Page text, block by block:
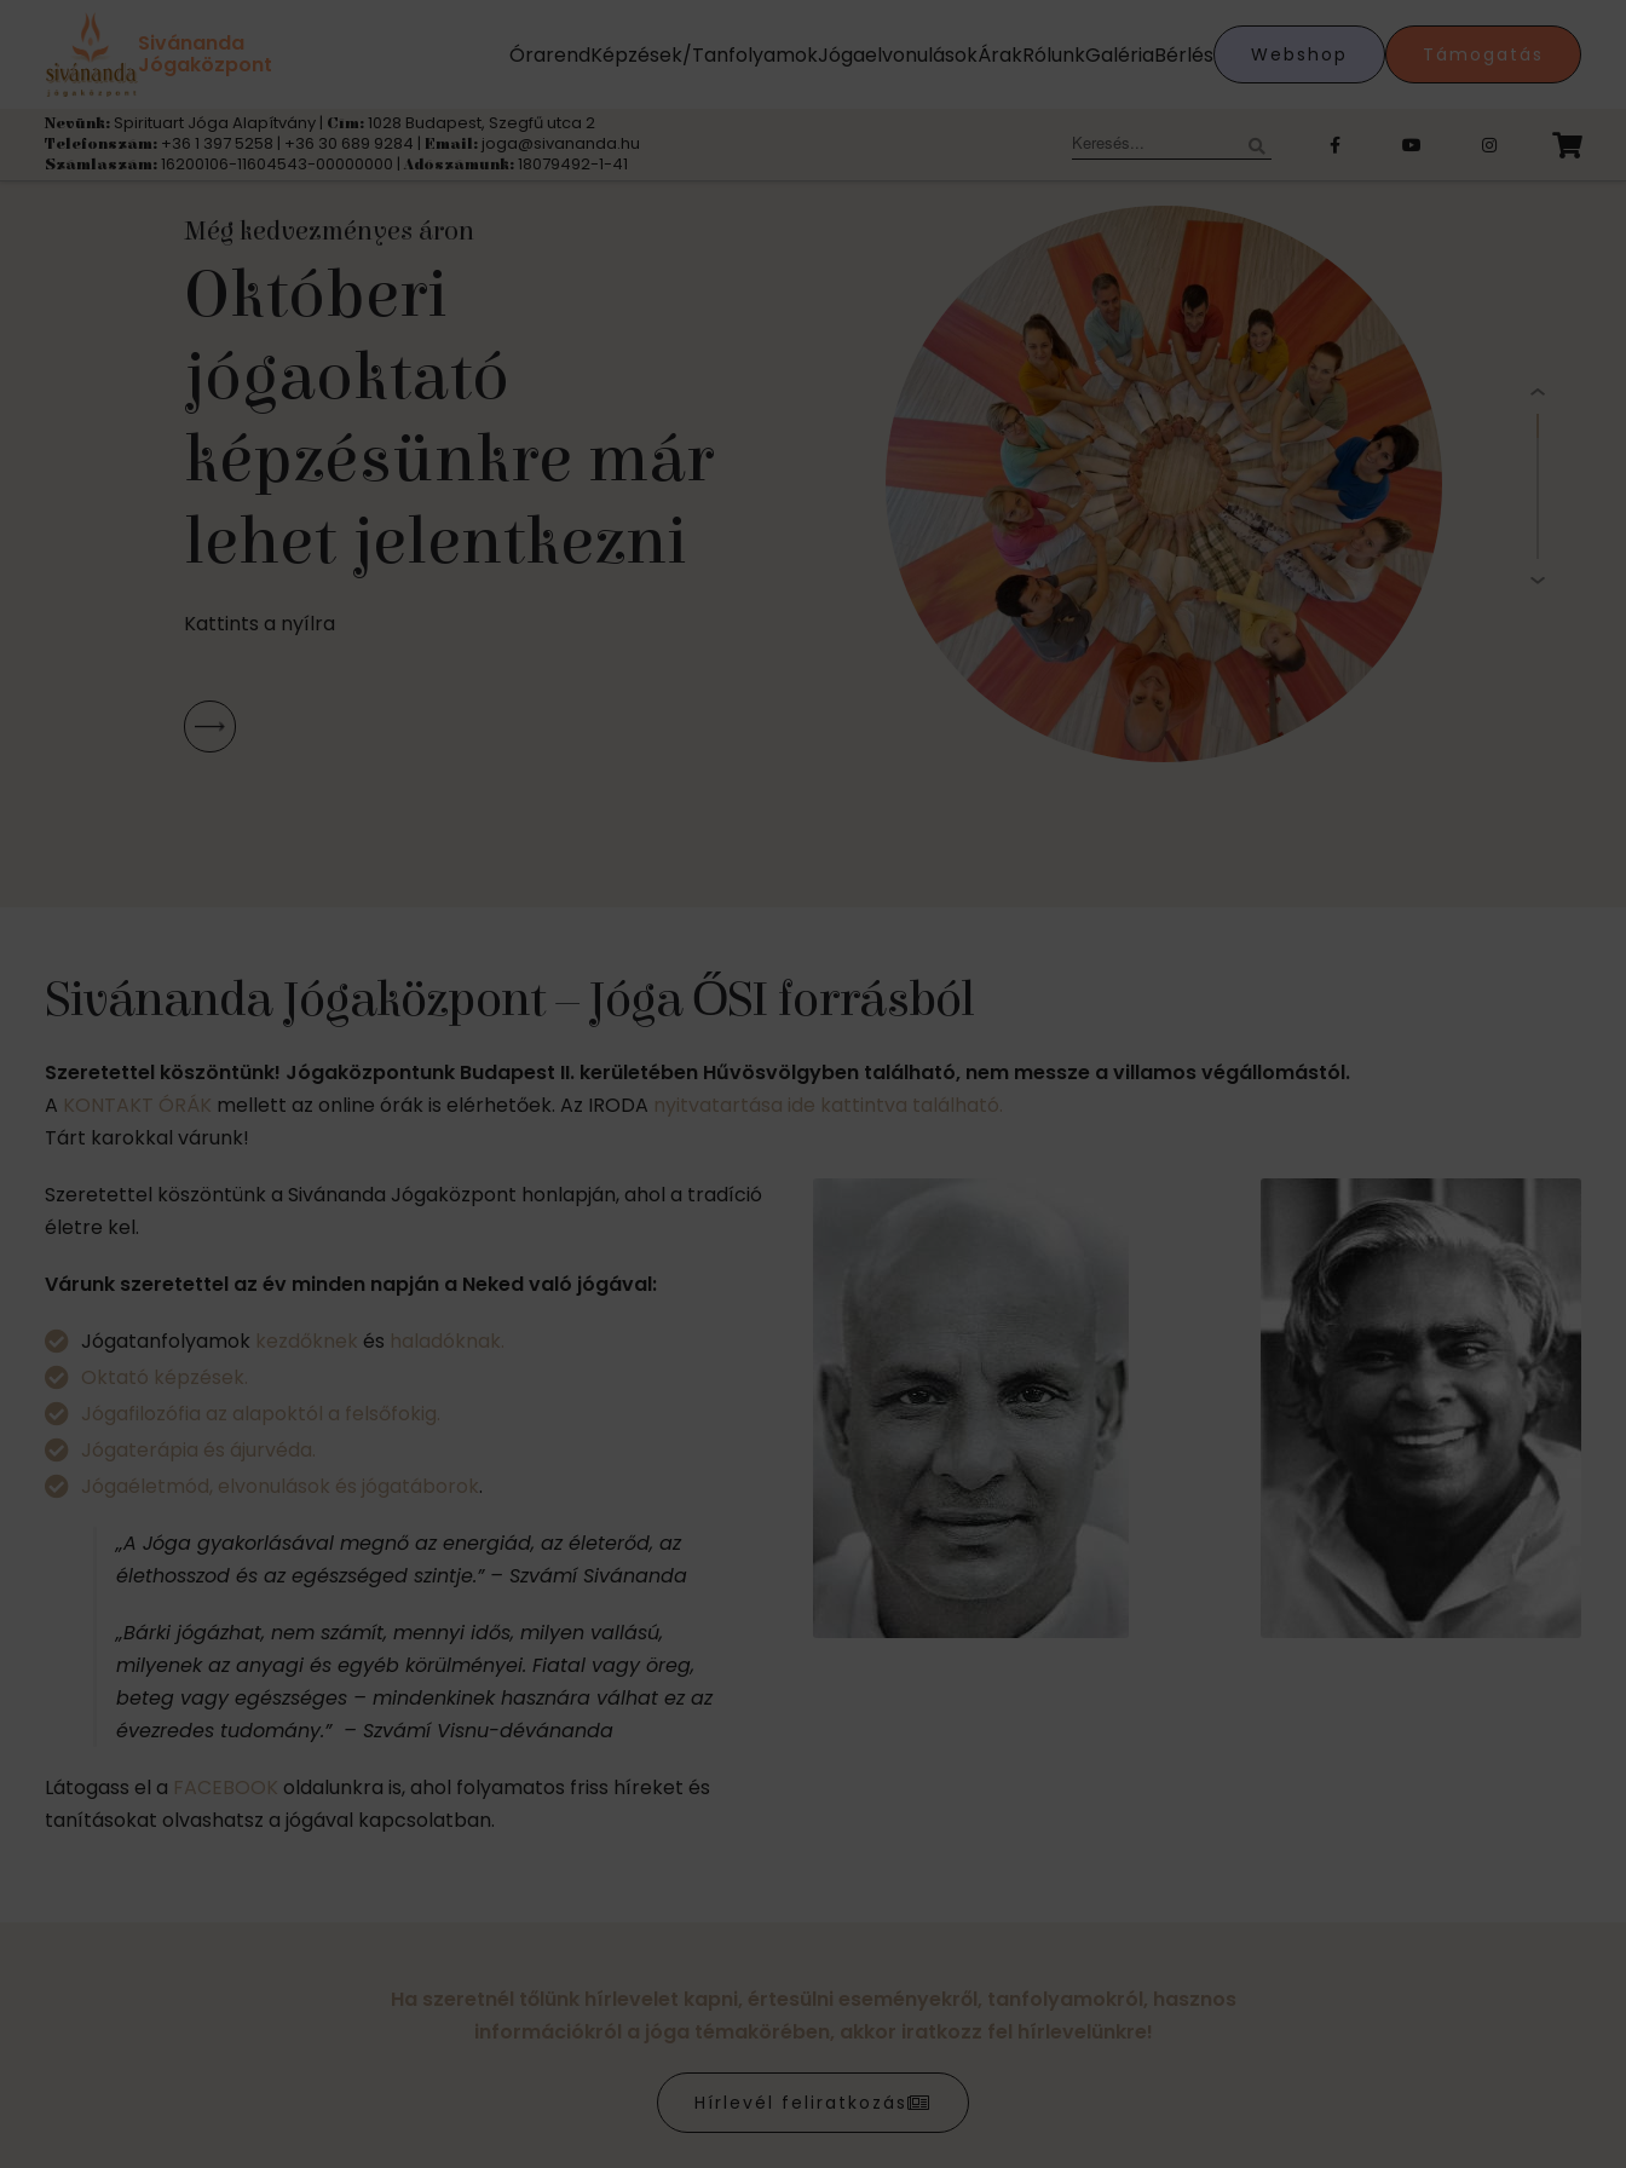
Sivánanda
Jógaközpont ÓrarendKépzések/TanfolyamokJógaelvonulásokÁrakRólunkGalériaBérlés Webshop Támogatás
Nevünk: Spirituart Jóga Alapítvány | Cím: 1028 Budapest, Szegfű utca 2
Telefonszám: +36 1 397 5258 | +36 30 689 9284 | Email: joga@sivananda.hu
Számlaszám: 16200106-11604543-00000000 | Adószámunk: 18079492-1-41
Keresés:
Még kedvezményes áron
Októberi
jógaoktató
képzésünkre már
lehet jelentkezni
Kattints a nyílra
Jóga
Alaptanfolyamok
Jógaterápia és
Ájurvéda
Jógaelvonulások
Pilisszentléleken
Szeretettel
várunk
Magyar Jógaoktatók Szövetsége Védjegye
által
Minőség
biztosítása
Sivánanda Jógaközpont – Jóga ŐSI forrásból
Szeretettel köszöntünk! Jógaközpontunk Budapest II. kerületében Hűvösvölgyben található, nem messze a villamos végállomástól.
A KONTAKT ÓRÁK mellett az online órák is elérhetőek. Az IRODA nyitvatartása ide kattintva található.
Tárt karokkal várunk!
Szeretettel köszöntünk a Sivánanda Jógaközpont honlapján, ahol a tradíció
életre kel.
Várunk szeretettel az év minden napján a Neked való jógával:
Jógatanfolyamok kezdőknek és haladóknak.
Oktató képzések.
Jógafilozófia az alapoktól a felsőfokig.
Jógaterápia és ájurvéda.
Jógaéletmód, elvonulások és jógatáborok.
„A Jóga gyakorlásával megnő az energiád, az életerőd, az
élethosszod és az egészséged szintje.” – Szvámí Sivánanda
„Bárki jógázhat, nem számít, mennyi idős, milyen vallású,
milyenek az anyagi és egyéb körülményei. Fiatal vagy öreg,
beteg vagy egészséges – mindenkinek hasznára válhat ez az
évezredes tudomány.” – Szvámí Visnu-dévánanda
Látogass el a FACEBOOK oldalunkra is, ahol folyamatos friss híreket és
tanításokat olvashatsz a jógával kapcsolatban.
Ha szeretnél tőlünk hírlevelet kapni, értesülni eseményekről, tanfolyamokról, hasznos
információkról a jóga témakörében, akkor iratkozz fel hírlevelünkre!
Hírlevél feliratkozás